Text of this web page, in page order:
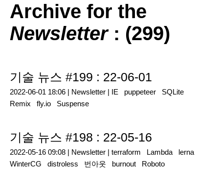
Archive for the
Newsletter: (299)
기술 뉴스 #199 : 22-06-01
2022-06-01 18:06 | Newsletter | IE puppeteer
SQLite
Remix
fly.io Suspense
기술 뉴스 #198 : 22-05-16
2022-05-16 09:08 | Newsletter | terraform Lambda
lerna
WinterCG
distroless 번아웃 burnout Roboto